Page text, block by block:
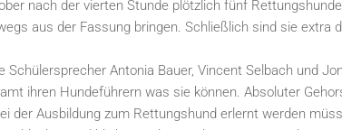
nach der vierten Stunde plötzlich fünf
aus der Fassung bringen. Schließlich sind sie
Antonia Bauer, Vincent Selbach und
ihren Hundeführern was sie können. Absoluter
der Ausbildung zum Rettungshund erlernt werden